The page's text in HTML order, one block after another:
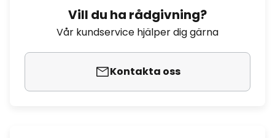
Vill du ha rådgivning?
Vår kundservice hjälper dig gärna
Kontakta oss